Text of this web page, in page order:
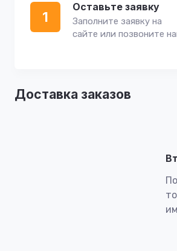
1
Оставьте заявку
Заполните заявку на
сайте или позвоните
Доставка заказов